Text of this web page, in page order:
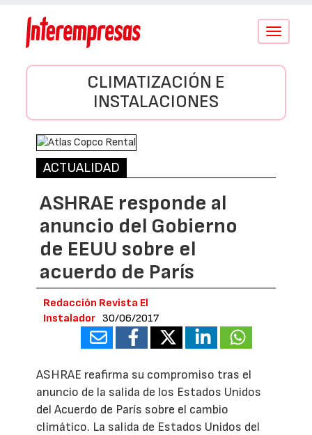
Conmutar
CLIMATIZACIÓN E
INSTALACIONES
ACTUALIDAD
ASHRAE responde al
anuncio del Gobierno
de EEUU sobre el
acuerdo de París
Redacción Revista El
Instalador 30/06/2017
ASHRAE reafirma su compromiso tras el
anuncio de la salida de los Estados Unidos
del Acuerdo de París sobre el cambio
climático. La salida de Estados Unidos del